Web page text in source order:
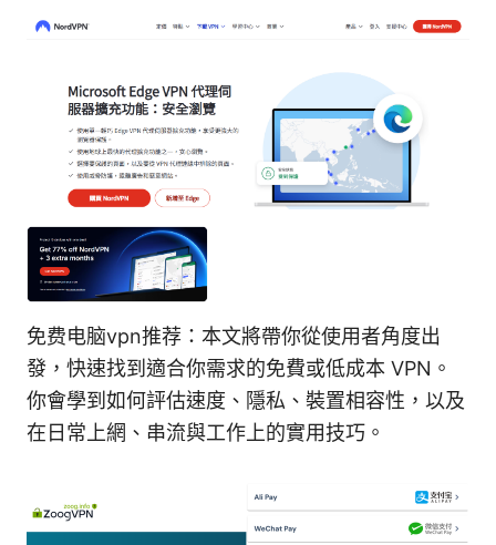
免费电脑vpn推荐：本文將帶你從使用者角度出
發，快速找到適合你需求的免費或低成本 VPN。
你會學到如何評估速度、隱私、裝置相容性，以及
在日常上網、串流與工作上的實用技巧。